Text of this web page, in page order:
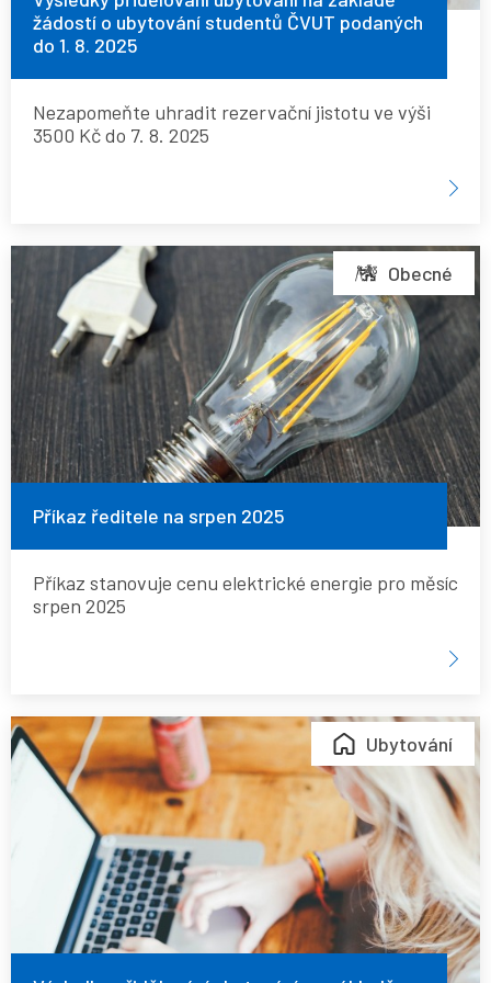
ČVUT
žádostí o ubytování studentů ČVUT podaných
do 1. 8. 2025
Nezapomeňte uhradit rezervační jistotu ve výši
3500 Kč do 7. 8. 2025
ředitele
na
srpen
2025
Příkaz ředitele na srpen 2025
Příkaz stanovuje cenu elektrické energie pro měsíc
srpen 2025
Obecné
Výsledky
přidělování
ubytování
základě
žádostí
ubytování
Ubytování